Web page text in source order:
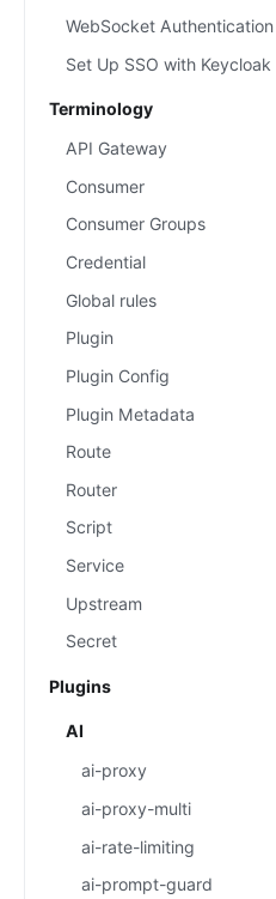
WebSocket Authentication
Set Up SSO with Keycloak
Terminology
API Gateway
Consumer
Consumer Groups
Credential
Global rules
Plugin
Plugin Config
Plugin Metadata
Route
Router
Script
Service
Upstream
Secret
Plugins
AI
ai-proxy
ai-proxy-multi
ai-rate-limiting
ai-prompt-guard